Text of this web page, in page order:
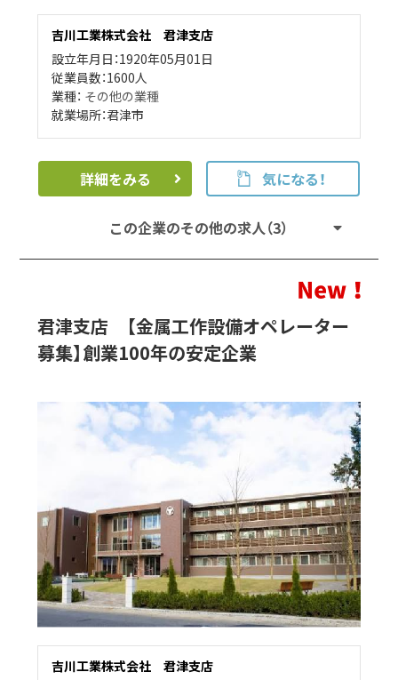
吉川工業株式会社 君津支店
設立年月日：1920年05月01日
従業員数：1600人
業種： その他の業種
就業場所：君津市
詳細をみる 気になる！
この企業のその他の求人（3）
君津支店 【金属工作設備オペレーター
募集】創業100年の安定企業
吉川工業株式会社 君津支店